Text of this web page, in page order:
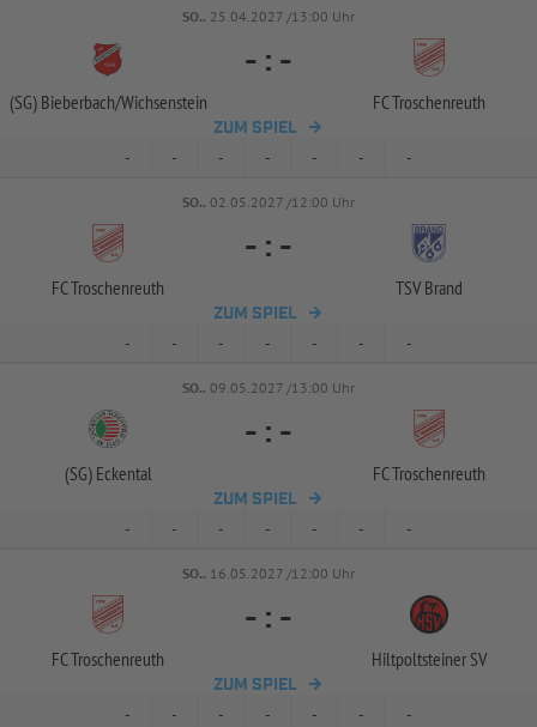
SO.. 25.04.2027 /13:00 Uhr
(SG) Bieberbach/Wichsenstein
- : -
FC Troschenreuth
ZUM SPIEL
- - - - - - -
SO.. 02.05.2027 /12:00 Uhr
FC Troschenreuth
- : -
TSV Brand
ZUM SPIEL
- - - - - - -
SO.. 09.05.2027 /13:00 Uhr
(SG) Eckental
- : -
FC Troschenreuth
ZUM SPIEL
- - - - - - -
SO.. 16.05.2027 /12:00 Uhr
FC Troschenreuth
- : -
Hiltpoltsteiner SV
ZUM SPIEL
- - - - - - -